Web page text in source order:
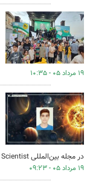
۱۹ مرداد ۰۵ - ۱۰:۳۵
در مجله بین‌المللی Young Scientist وابسته به دانشگاه وندربیلت آمریکا منتشر شد.
۱۹ مرداد ۰۵ - ۰۹:۲۳